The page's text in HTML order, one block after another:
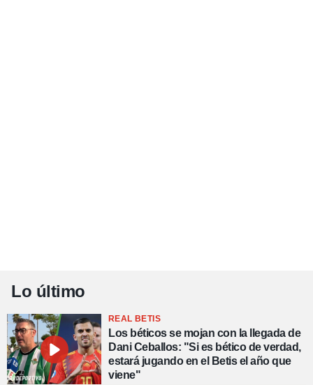
Lo último
REAL BETIS
Los béticos se mojan con la llegada de
Dani Ceballos: "Si es bético de verdad,
estará jugando en el Betis el año que
viene"